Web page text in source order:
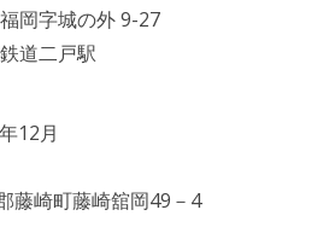
岡字城の外 9-27
道二戸駅
12月
崎町藤崎舘岡49－4